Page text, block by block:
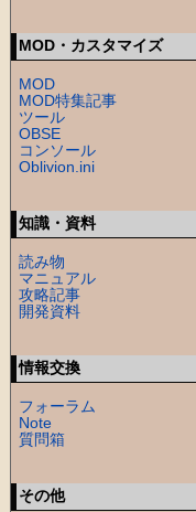
MOD・カスタマイズ
MOD
MOD特集記事
ツール
OBSE
コンソール
Oblivion.ini
知識・資料
読み物
マニュアル
攻略記事
開発資料
情報交換
フォーラム
Note
質問箱
その他